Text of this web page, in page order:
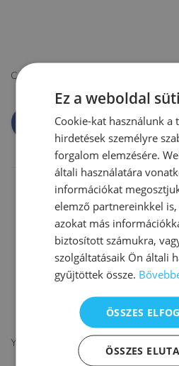
Categories:
0
Vélemény,
You must be logged into post a
Ez a weboldal
Cookie-kat használunk a
hirdetések személyre
forgalom elemzésére.
általi használatára
információkat
elemző partnereinkkel
azokat más
biztosított számukra,
szolgáltatásaik Ön általi
gyűjtöttek össze.
ÖSSZES
ÖSSZES